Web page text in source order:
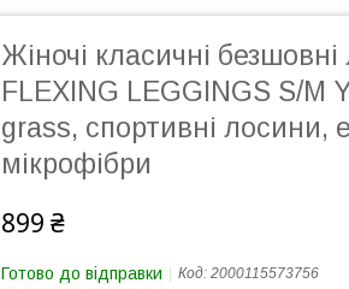
Жіночі класичні
FLEXING LEGGINGS S/M
grass, спортивні лосини,
мікрофібри
899 ₴
Готово до відправки Код: 2000115573756